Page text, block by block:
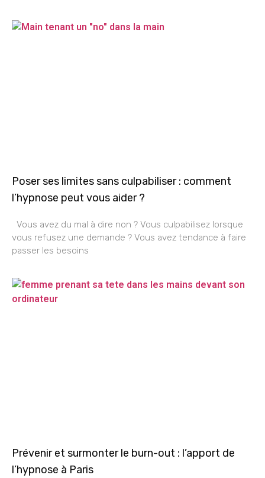
Poser ses limites sans culpabiliser : comment
l’hypnose peut vous aider ?
Vous avez du mal à dire non ? Vous culpabilisez lorsque
vous refusez une demande ? Vous avez tendance à faire
passer les besoins
Prévenir et surmonter le burn-out : l’apport de
l’hypnose à Paris